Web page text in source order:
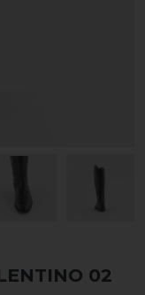
02